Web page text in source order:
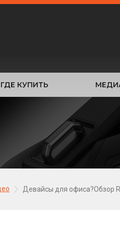
ГДЕ КУПИТЬ
Девайсы для офиса?Обзор